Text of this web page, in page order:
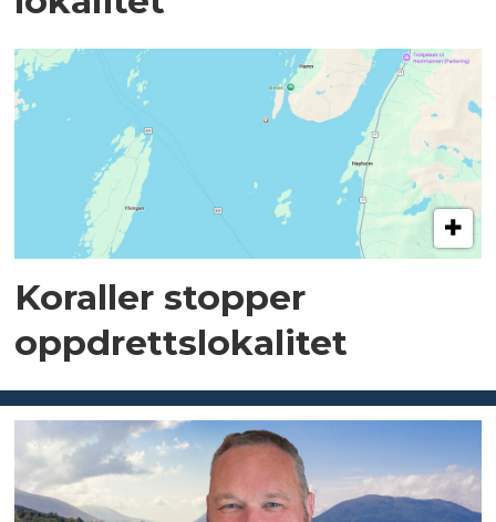
Koraller stopper
oppdrettslokalitet